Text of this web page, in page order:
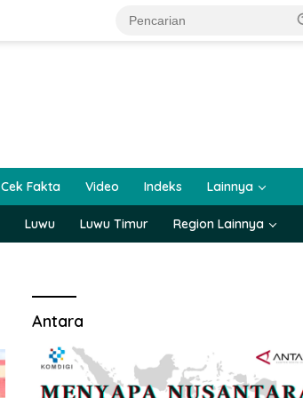
Cek Fakta Video Indeks Lainnya
Luwu Luwu Timur Region Lainnya
Antara